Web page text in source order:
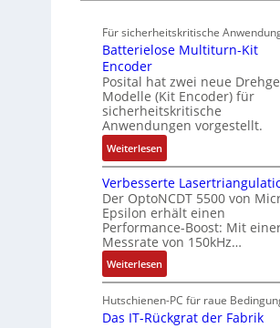
g
s
i
c
h
e
r
e
E
n
t
w
i
c
k
l
u
n
o
t
i
,
M
i
l
l
i
o
n
e
n
A
r
b
e
i
t
s
k
t
o
m
a
t
i
n
x
p
a
n
d
i
e
r
f
t
r
a
g
s
e
i
n
g
a
n
g
i
m
Für sicherheitskritische
Batterielose Multiturn-Kit
Encoder
Posital hat zwei neue
Modelle (Kit Encoder) für
sicherheitskritische
Anwendungen vorgestellt.
Weiterlesen:
B
a
t
t
e
r
i
e
l
o
Verbesserte
Der OptoNCDT 5500 von
Epsilon erhält einen
Performance-Boost: Mit
Messrate von 150kHz…
Weiterlesen:
V
e
r
Hutschienen-PC für raue
Das IT-Rückgrat der Fabrik